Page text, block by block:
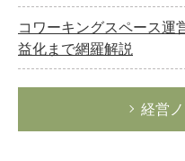
コワーキングスペース運
益化まで網羅解説
経営